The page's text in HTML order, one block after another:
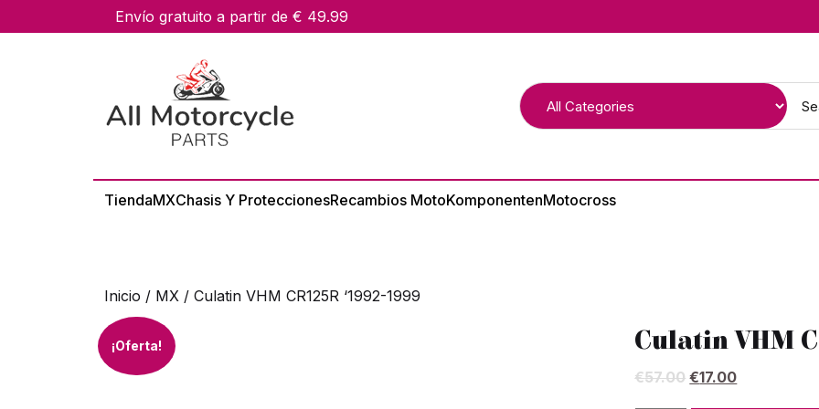
to
Envío gratuito a partir de € 49.99
TiendaMXChasis Y ProteccionesRecambios MotoKomponentenMotocross
Inicio / MX / Culatin VHM CR125R ‘1992-1999
¡Oferta! Culatin VHM
€57.00 El
€17.00El